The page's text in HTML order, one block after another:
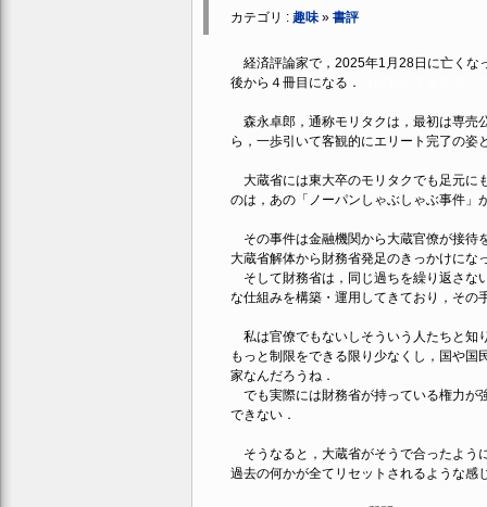
カテゴリ : 趣味» 書評
経済評論家で，2025年1月28日に亡くな
後から４冊目になる．
森永卓郎，通称モリタクは，最初は専売
ら，一歩引いて客観的にエリート完了の姿
大蔵省には東大卒のモリタクでも足元に
のは，あの「ノーパンしゃぶしゃぶ事件」
その事件は金融機関から大蔵官僚が接待
大蔵省解体から財務省発足のきっかけにな
そして財務省は，同じ過ちを繰り返さな
な仕組みを構築・運用してきており，その
私は官僚でもないしそういう人たちと知
もっと制限をできる限り少なくし，国や
家なんだろうね．
でも実際には財務省が持っている権力が
できない．
そうなると，大蔵省がそうで合ったよう
過去の何かが全てリセットされるような